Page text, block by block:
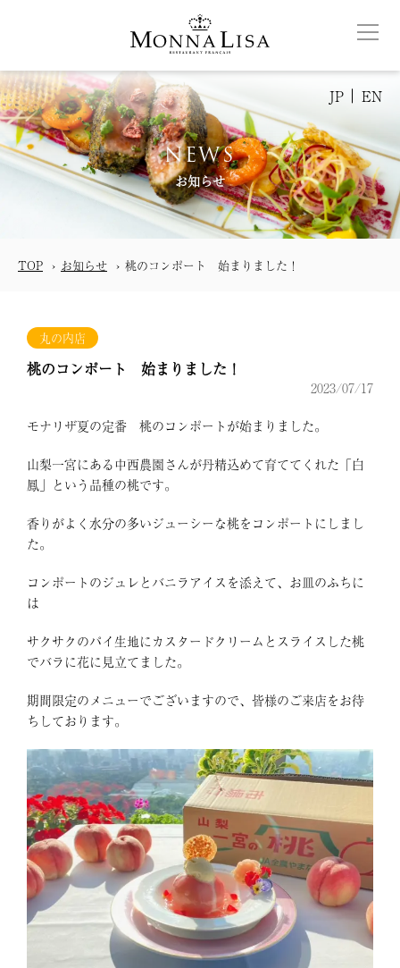
JP EN
NEWS
お知らせ
TOP お知らせ 桃のコンポート 始まりました！
丸の内店
桃のコンポート 始まりました！
2023/07/17
モナリザ夏の定番 桃のコンポートが始まりました。
山梨一宮にある中西農園さんが丹精込めて育ててくれた「白
鳳」という品種の桃です。
香りがよく水分の多いジューシーな桃をコンポートにしまし
た。
コンポートのジュレとバニラアイスを添えて、お皿のふちに
は
サクサクのパイ生地にカスタードクリームとスライスした桃
でバラに花に見立てました。
期間限定のメニューでございますので、皆様のご来店をお待
ちしております。